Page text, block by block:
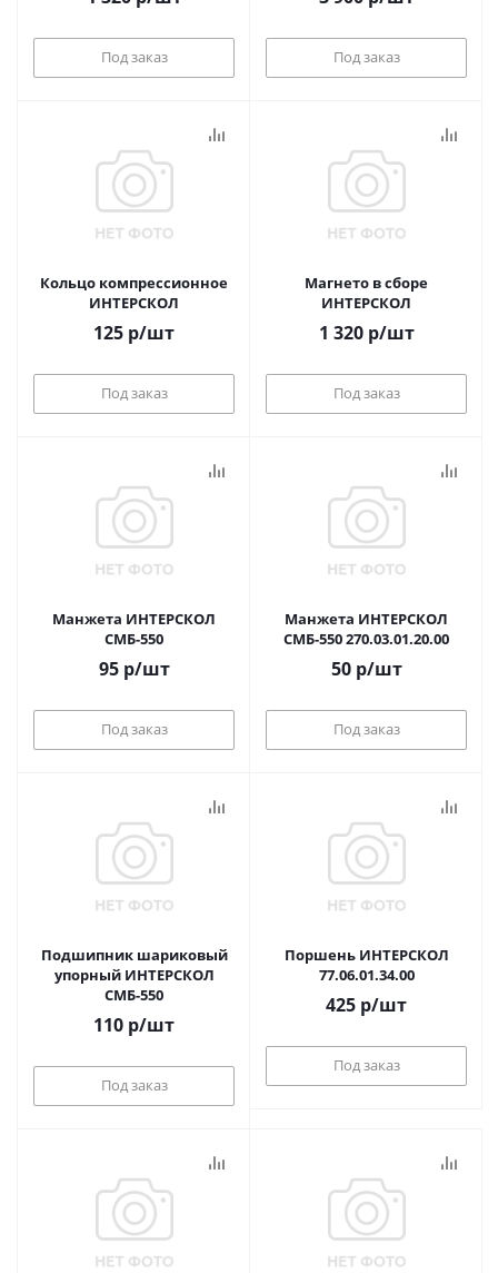
Под заказ Под заказ
Кольцо компрессионное
ИНТЕРСКОЛ
125 р/шт
Под заказ
Магнето в сборе
ИНТЕРСКОЛ
1 320р/шт
Под заказ
Манжета ИНТЕРСКОЛ
СМБ-550
95р/шт
Под заказ
Манжета ИНТЕРСКОЛ
СМБ-550 270.03.01.20.00
50р/шт
Под заказ
Подшипник шариковый
упорный ИНТЕРСКОЛ
СМБ-550
110 р/шт
Под заказ
Поршень ИНТЕРСКОЛ
77.06.01.34.00
425 р/шт
Под заказ